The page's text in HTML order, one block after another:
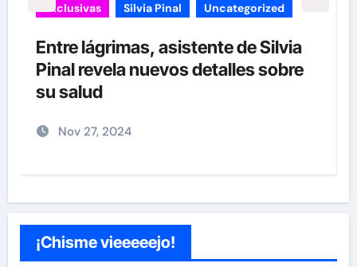
carolina Sandoval Exclusivas
¡EXCLUSIVA! Revelamos la verdad
detrás del divorcio de Carolina
Sandoval y Nick Hernández
Nov 26, 2024
¡Chisme vieeeeejo!